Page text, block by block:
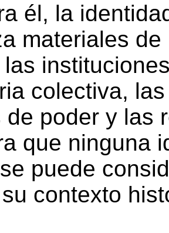
la identidad
materiales
colectiva,
de poder y las
que ninguna
puede
contexto